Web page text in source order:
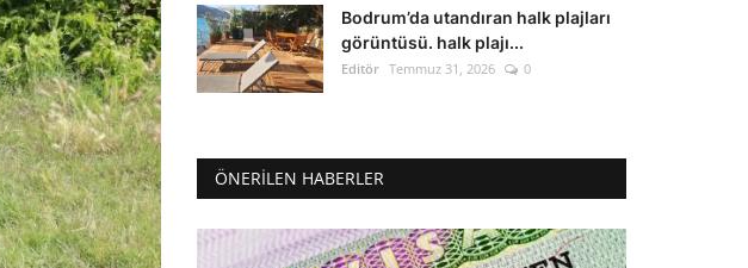
Bodrum’da utandıran halk plajları
görüntüsü. halk plajı...
Editör Temmuz 31, 2026 0
ÖNERILEN HABERLER